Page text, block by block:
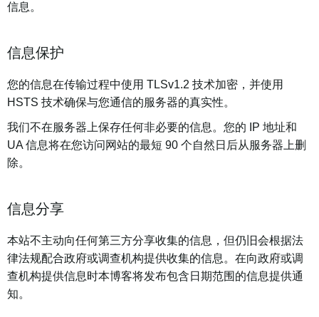
信息。
信息保护
您的信息在传输过程中使用 TLSv1.2 技术加密，并使用
HSTS 技术确保与您通信的服务器的真实性。
我们不在服务器上保存任何非必要的信息。您的 IP 地址和
UA 信息将在您访问网站的最短 90 个自然日后从服务器上删
除。
信息分享
本站不主动向任何第三方分享收集的信息，但仍旧会根据法
律法规配合政府或调查机构提供收集的信息。在向政府或调
查机构提供信息时本博客将发布包含日期范围的信息提供通
知。